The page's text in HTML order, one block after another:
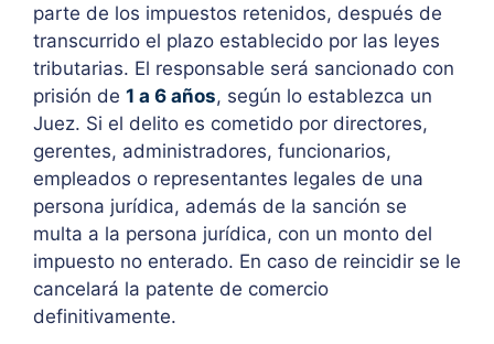
parte de los impuestos retenidos, después de
transcurrido el plazo establecido por las leyes
tributarias. El responsable será sancionado con
prisión de 1 a 6 años, según lo establezca un
Juez. Si el delito es cometido por directores,
gerentes, administradores, funcionarios,
empleados o representantes legales de una
persona jurídica, además de la sanción se
multa a la persona jurídica, con un monto del
impuesto no enterado. En caso de reincidir se le
cancelará la patente de comercio
definitivamente.